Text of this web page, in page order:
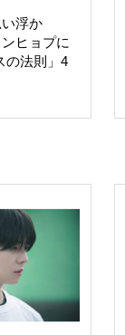
浮か
ヒョプに
の法則」4